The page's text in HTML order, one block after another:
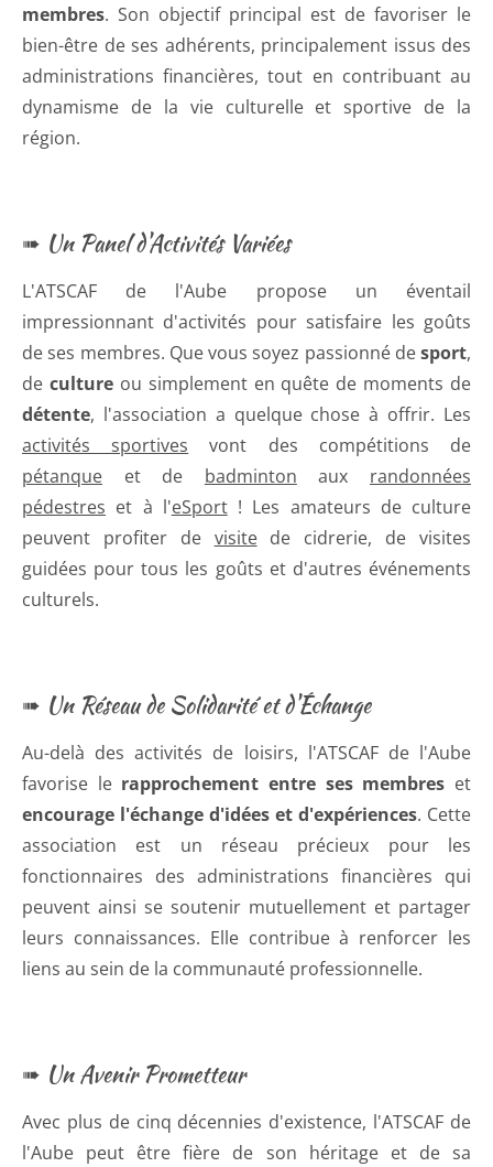
membres. Son objectif principal est de favoriser le
bien-être de ses adhérents, principalement issus des
administrations financières, tout en contribuant au
dynamisme de la vie culturelle et sportive de la
région.
➠ Un Panel d'Activités Variées
L'ATSCAF de l'Aube propose un éventail
impressionnant d'activités pour satisfaire les goûts
de ses membres. Que vous soyez passionné desport,
de cultureou simplement en quête de moments de
détente, l'association a quelque chose à offrir. Les
activités sportives vont des compétitions de
pétanque et de badminton aux randonnées
pédestres et à l'eSport! Les amateurs de culture
peuvent profiter de visitede cidrerie, de visites
guidées pour tous les goûts et d'autres événements
culturels.
➠ Un Réseau de Solidarité et d'Échange
Au-delà des activités de loisirs, l'ATSCAF de l'Aube
favorise le rapprochement entre ses membres et
encourage l'échange d'idées et d'expériences. Cette
association est un réseau précieux pour les
fonctionnaires des administrations financières qui
peuvent ainsi se soutenir mutuellement et partager
leurs connaissances. Elle contribue à renforcer les
liens au sein de la communauté professionnelle.
➠ Un Avenir Prometteur
Avec plus de cinq décennies d'existence, l'ATSCAF de
l'Aube peut être fière de son héritage et de sa